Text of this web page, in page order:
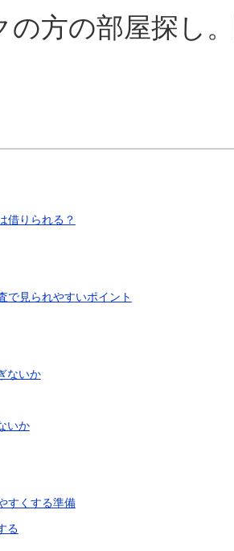
方の部屋探し
借りられる？
で見られやすいポイント
ないか
いか
すくする準備
る